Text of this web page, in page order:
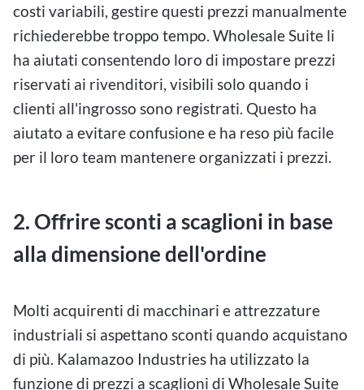
costi variabili, gestire questi prezzi manualmente
richiederebbe troppo tempo. Wholesale Suite li
ha aiutati consentendo loro di impostare prezzi
riservati ai rivenditori, visibili solo quando i
clienti all'ingrosso sono registrati. Questo ha
aiutato a evitare confusione e ha reso più facile
per il loro team mantenere organizzati i prezzi.
2. Offrire sconti a scaglioni in base
alla dimensione dell'ordine
Molti acquirenti di macchinari e attrezzature
industriali si aspettano sconti quando acquistano
di più. Kalamazoo Industries ha utilizzato la
funzione di prezzi a scaglioni di Wholesale Suite